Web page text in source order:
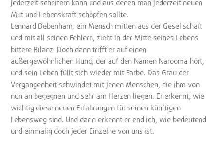
jederzeit scheitern kann und aus denen man jederzeit neuen
Mut und Lebenskraft schöpfen sollte.
Lennard Debenham, ein Mensch mitten aus der Gesellschaft
und mit all seinen Fehlern, zieht in der Mitte seines Lebens
bittere Bilanz. Doch dann trifft er auf einen
außergewöhnlichen Hund, der auf den Namen Narooma hört,
und sein Leben füllt sich wieder mit Farbe. Das Grau der
Vergangenheit schwindet mit jenen Menschen, die ihm von
nun an begegnen und sehr am Herzen liegen. Er erkennt, wie
wichtig diese neuen Erfahrungen für seinen künftigen
Lebensweg sind. Und darin erkennt er endlich, wie bedeutend
und einmalig doch jeder Einzelne von uns ist.